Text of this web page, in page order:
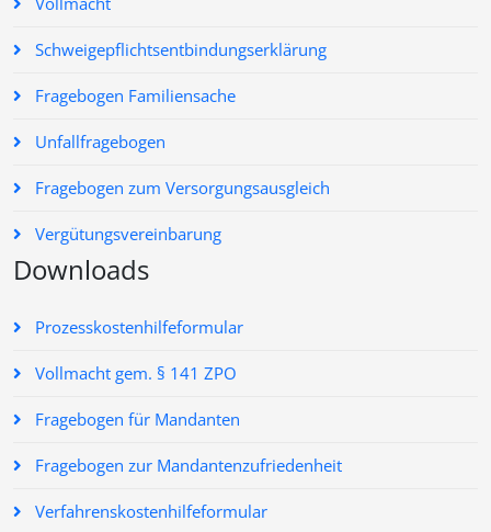
Schweigepflichtsentbindungserklärung
Fragebogen Familiensache
Unfallfragebogen
Fragebogen zum Versorgungsausgleich
Vergütungsvereinbarung
Downloads
Prozesskostenhilfeformular
Vollmacht gem. § 141 ZPO
Fragebogen für Mandanten
Fragebogen zur Mandantenzufriedenheit
Verfahrenskostenhilfeformular